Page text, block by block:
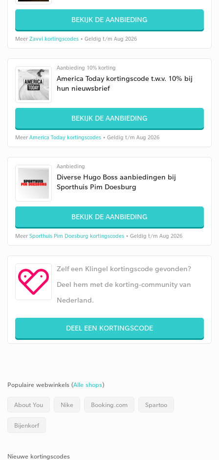
BEKIJK DE AANBIEDING
Meer Zavvi kortingscodes • Geldig t/m Aug 2026
Aanbieding 10% korting
America Today kortingscode t.w.v. 10% bij
hun nieuwsbrief
BEKIJK DE AANBIEDING
Meer America Today kortingscodes • Geldig t/m Aug 2026
Aanbieding
Diverse Hugo Boss aanbiedingen bij
Sporthuis Pim Doesburg
BEKIJK DE AANBIEDING
Meer Sporthuis Pim Doesburg kortingscodes • Geldig t/m Aug 2026
Zelf een Klingel kortingscode gevonden?
Deel hem met de korting-community van
Nederland.
DEEL EEN KORTINGSCODE
Populaire webwinkels (Alle shops)
About You Nike Booking.com Spartoo
Bijenkorf
Nieuwe kortingscodes